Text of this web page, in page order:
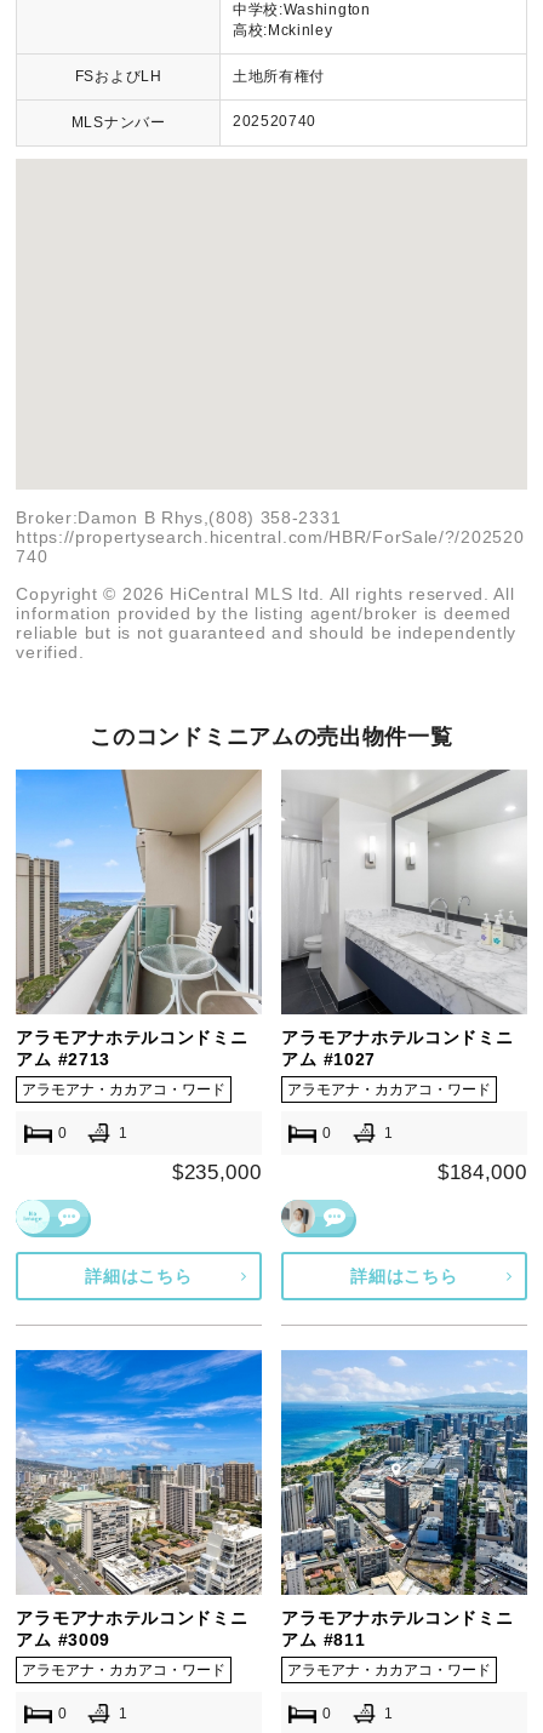
中学校:Washington
高校:Mckinley
FSおよびLH 土地所有権付
MLSナンバー 202520740
Broker:Damon B Rhys,(808) 358-2331
https://propertysearch.hicentral.com/HBR/ForSale/?/202520
740
Copyright © 2026 HiCentral MLS ltd. All rights reserved. All
information provided by the listing agent/broker is deemed
reliable but is not guaranteed and should be independently
verified.
このコンドミニアムの売出物件一覧
アラモアナホテルコンドミニ
アム #2713
アラモアナ・カカアコ・ワード
0 1
$235,000
詳細はこちら
アラモアナホテルコンドミニ
アム #1027
アラモアナ・カカアコ・ワード
0 1
$184,000
詳細はこちら
アラモアナホテルコンドミニ
アム #3009
アラモアナ・カカアコ・ワード
0 1
アラモアナホテルコンドミニ
アム #811
アラモアナ・カカアコ・ワード
0 1